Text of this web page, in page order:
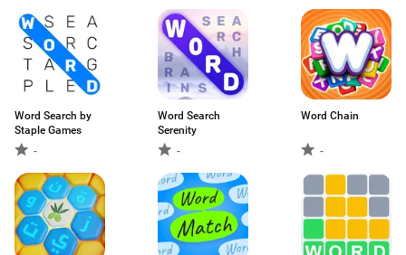
Word Search by
Staple Games
-
Word Search
Serenity
-
Word Chain
-